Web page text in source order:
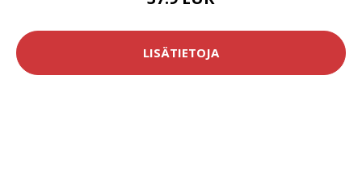
LISÄTIETOJA